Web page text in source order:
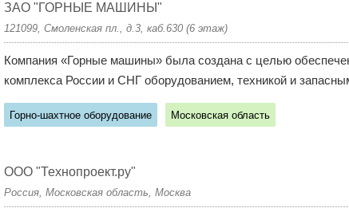
ЗАО "ГОРНЫЕ МАШИНЫ"
121099, Смоленская пл., д.3, каб.630 (6 этаж)
Компания «Горные машины» была создана с целью
комплекса России и СНГ оборудованием, техникой и
Горно-шахтное оборудование Московская область
ООО "Технопроект.ру"
Россия, Московская область, Москва